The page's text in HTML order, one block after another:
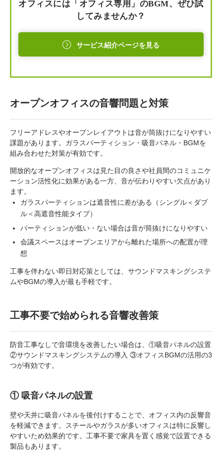
オフィスには「オフィス専用」のBGM、ぜひ試
してみませんか？
サービス紹介ページを見る
オープンオフィスの音響問題と対策
フリーアドレスやオープンレイアウトは音が筒抜けになりやすい
課題があります。ガラスパーティション・吸音パネル・BGMを
組み合わせた対策が有効です。
開放的なオープンオフィスは見た目の良さや社員間のコミュニケ
ーション活性化に効果がある一方、音が伝わりやすい欠点があり
ます。
ガラスパーティションは遮音性に差がある（シングル＜ダブ
ル＜高遮音性能タイプ）
パーティションが低い・ない場合は音が筒抜けになりやすい
会議スペースはオープンエリアから離れた場所への配置が理
想
工事を伴わない即日対応策としては、サウンドマスキングシステ
ムやBGMの導入が最も手軽です。
工事不要で始められる音響改善策
防音工事なしで音環境を改善したい場合は、①吸音パネルの設置
②サウンドマスキングシステムの導入 ③オフィスBGMの活用の3
つが有効です。
① 吸音パネルの設置
壁や天井に吸音パネルを後付けすることで、オフィス内の反響音
を軽減できます。スチールやガラスが多いオフィスは特に反響し
やすいため効果的です。工事不要で家具を置く感覚で設置できる
製品もあります。